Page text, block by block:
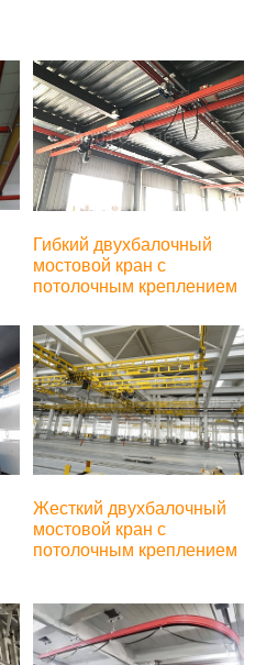
Гибкий двухбалочный
мостовой кран с
потолочным креплением
Жесткий двухбалочный
мостовой кран с
потолочным креплением